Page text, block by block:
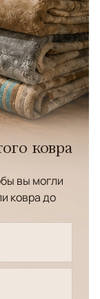
ковра
вы могли
ковра до